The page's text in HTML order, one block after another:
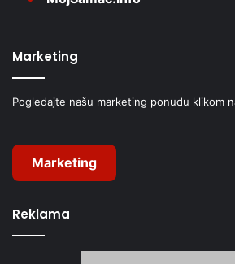
Marketing
Pogledajte našu marketing ponudu klikom
Marketing
Reklama